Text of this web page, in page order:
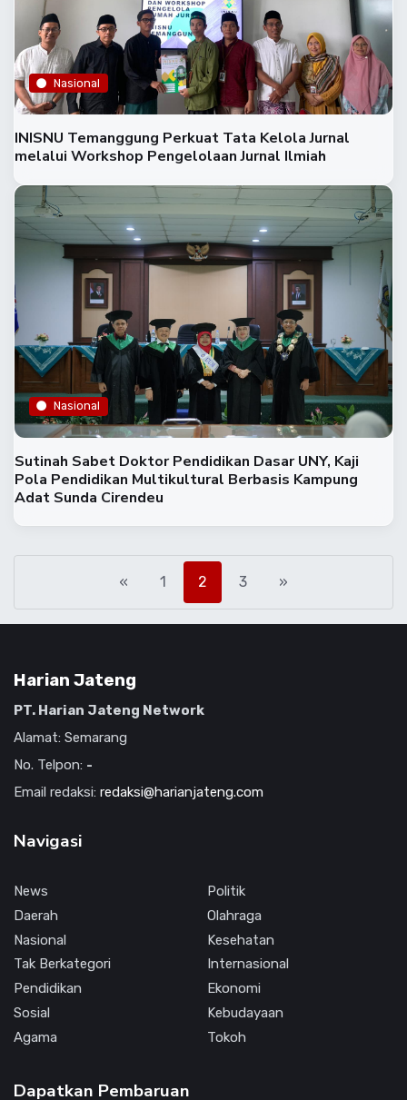
Nasional
INISNU Temanggung Perkuat Tata Kelola Jurnal
melalui Workshop Pengelolaan Jurnal Ilmiah
Nasional
‎Sutinah Sabet Doktor Pendidikan Dasar UNY, Kaji
Pola Pendidikan Multikultural Berbasis Kampung
Adat Sunda Cirendeu‎
« 1 2 3 »
Harian Jateng
PT. Harian Jateng Network
Alamat: Semarang
No. Telpon: -
Email redaksi: redaksi@harianjateng.com
Navigasi
News
Daerah
Nasional
Tak Berkategori
Pendidikan
Sosial
Agama
Politik
Olahraga
Kesehatan
Internasional
Ekonomi
Kebudayaan
Tokoh
Dapatkan Pembaruan